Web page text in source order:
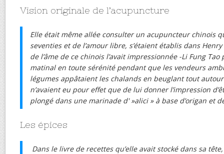
Vision originale de l’acupuncture
Elle était même allée consulter un acupuncteur chinois
seventies et de l’amour libre, s’étaient établis dans
de l’âme de ce chinois l’avait impressionnée -Li Fung
matinal en toute sérénité pendant que les vendeurs
légumes appâtaient les chalands en beuglant tout
n’avaient eu pour effet que de lui donner l’impression
plongé dans une marinade d' »alici » à base d’origan et
Les épices
Dans le livre de recettes qu’elle avait stocké dans sa